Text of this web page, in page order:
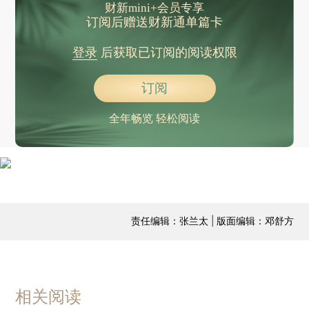
财新mini+会员专享
订阅后赠送财新通单篇卡
登录后获取已订阅的阅读权限
订阅
全年畅览 轻松阅读
责任编辑：张兰太 | 版面编辑：邓舒方
相关阅读